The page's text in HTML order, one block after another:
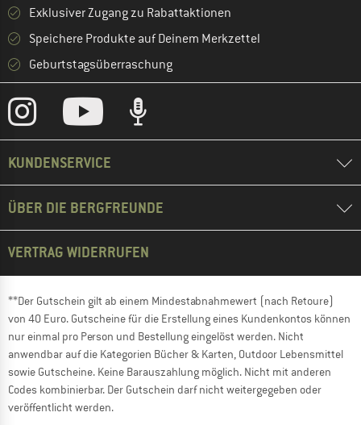
Exklusiver Zugang zu Rabattaktionen
Speichere Produkte auf Deinem Merkzettel
Geburtstagsüberraschung
KUNDENSERVICE
ÜBER DIE BERGFREUNDE
VERTRAG WIDERRUFEN
**Der Gutschein gilt ab einem Mindestabnahmewert (nach Retoure)
von 40 Euro. Gutscheine für die Erstellung eines Kundenkontos können
nur einmal pro Person und Bestellung eingelöst werden. Nicht
anwendbar auf die Kategorien Bücher & Karten, Outdoor Lebensmittel
sowie Gutscheine. Keine Barauszahlung möglich. Nicht mit anderen
Codes kombinierbar. Der Gutschein darf nicht weitergegeben oder
veröffentlicht werden.